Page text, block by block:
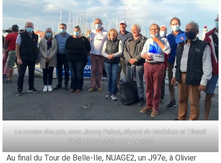
La remise des prix, avec Jimmy Pahun, député du Morbihan et Tibault
Grollemund, Maire de Le Palais
Au final du Tour de Belle-Ile, NUAGE2, un J97e, à Olivier